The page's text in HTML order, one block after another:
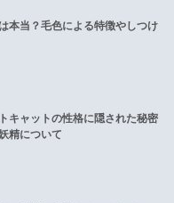
本当？毛色による特徴やしつけ
キャットの性格に隠された秘密
精について